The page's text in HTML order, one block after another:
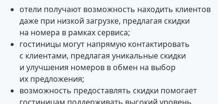
отели получают возможность находить клиентов
даже при низкой загрузке, предлагая скидки
на номера в рамках сервиса;
гостиницы могут напрямую контактировать
с клиентами, предлагая уникальные скидки
и улучшения номеров в обмен на выбор
их предложения;
возможность предоставлять скидки помогает